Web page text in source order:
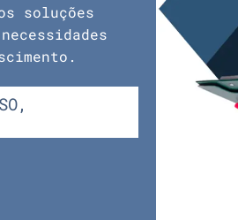
soluções